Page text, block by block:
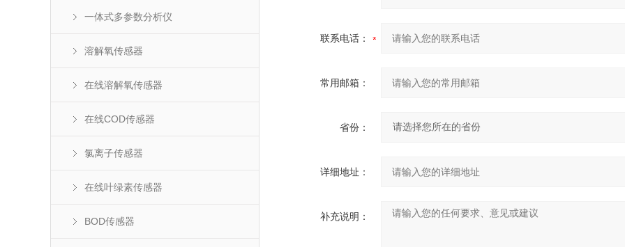
一体式多参数分析仪
溶解氧传感器
在线溶解氧传感器
在线COD传感器
氯离子传感器
在线叶绿素传感器
BOD传感器
联系电话：
常用邮箱：
省份：
详细地址：
补充说明：